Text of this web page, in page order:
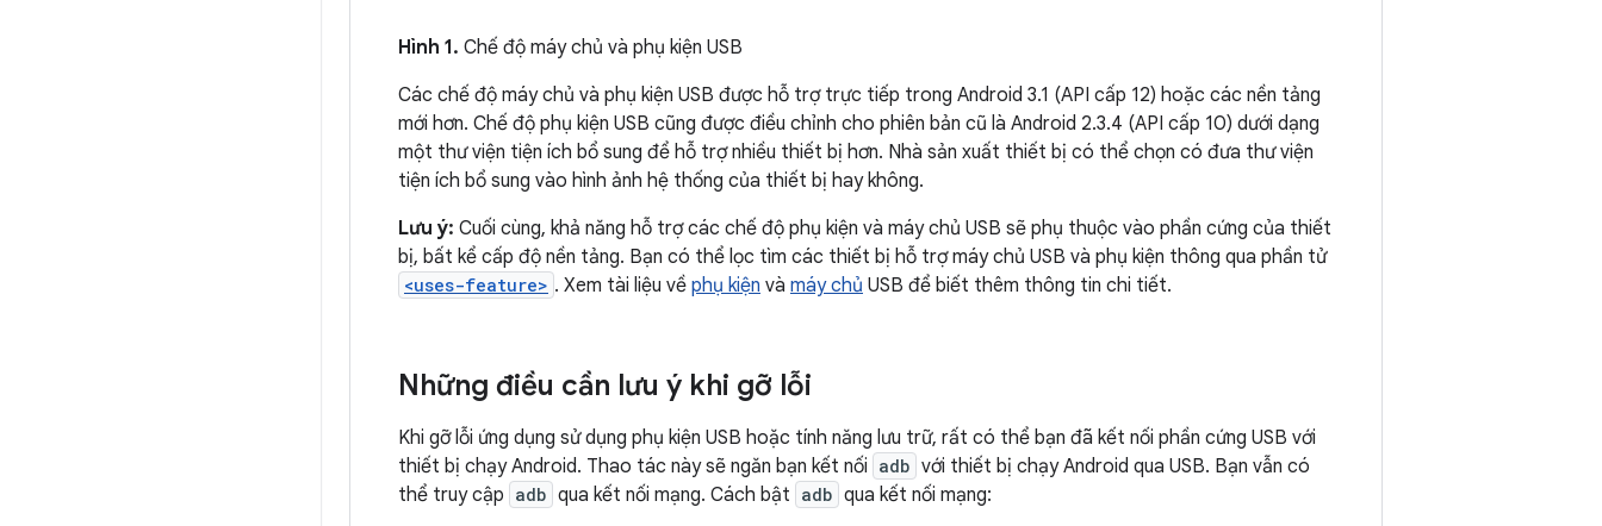
Hình 1. Chế độ máy chủ và phụ kiện USB
Các chế độ máy chủ và phụ kiện USB được hỗ trợ trực tiếp trong Android 3.1 (API cấp 12) hoặc các nền tảng
mới hơn. Chế độ phụ kiện USB cũng được điều chỉnh cho phiên bản cũ là Android 2.3.4 (API cấp 10) dưới dạng
một thư viện tiện ích bổ sung để hỗ trợ nhiều thiết bị hơn. Nhà sản xuất thiết bị có thể chọn có đưa thư viện
tiện ích bổ sung vào hình ảnh hệ thống của thiết bị hay không.
Lưu ý: Cuối cùng, khả năng hỗ trợ các chế độ phụ kiện và máy chủ USB sẽ phụ thuộc vào phần cứng của thiết
bị, bất kể cấp độ nền tảng. Bạn có thể lọc tìm các thiết bị hỗ trợ máy chủ USB và phụ kiện thông qua phần tử
<uses-feature> . Xem tài liệu về phụ kiện và máy chủ USB để biết thêm thông tin chi tiết.
Những điều cần lưu ý khi gỡ lỗi
Khi gỡ lỗi ứng dụng sử dụng phụ kiện USB hoặc tính năng lưu trữ, rất có thể bạn đã kết nối phần cứng USB với
thiết bị chạy Android. Thao tác này sẽ ngăn bạn kết nối adb với thiết bị chạy Android qua USB. Bạn vẫn có
thể truy cập adb qua kết nối mạng. Cách bật adb qua kết nối mạng: